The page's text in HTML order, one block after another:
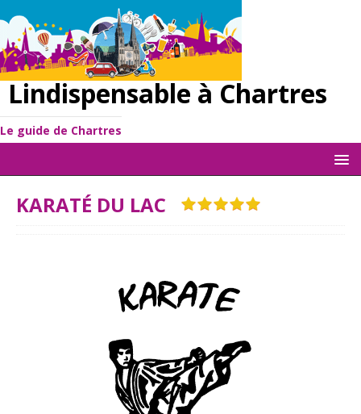
Lindispensable à Chartres
Le guide de Chartres
KARATÉ DU LAC